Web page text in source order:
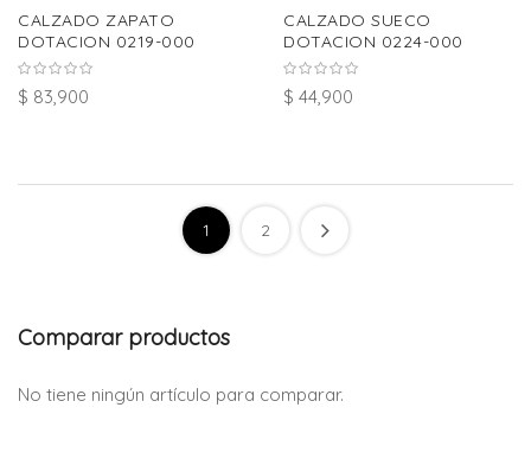
CALZADO ZAPATO
DOTACION 0219-000
$ 83,900
CALZADO SUECO
DOTACION 0224-000
$ 44,900
1 2
Comparar productos
No tiene ningún artículo para comparar.